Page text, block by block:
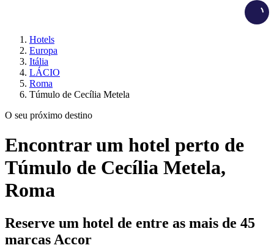
Hotels
Europa
Itália
LÁCIO
Roma
Túmulo de Cecília Metela
O seu próximo destino
Encontrar um hotel perto de
Túmulo de Cecília Metela,
Roma
Reserve um hotel de entre as mais de 45
marcas Accor